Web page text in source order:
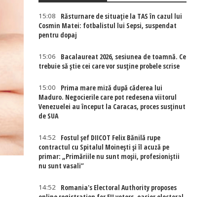
15:08
Răsturnare de situație la TAS în cazul lui
Cosmin Matei: fotbalistul lui Sepsi, suspendat
pentru dopaj
15:06
Bacalaureat 2026, sesiunea de toamnă. Ce
trebuie să știe cei care vor susține probele scrise
15:00
Prima mare miză după căderea lui
Maduro. Negocierile care pot redesena viitorul
Venezuelei au început la Caracas, proces susținut
de SUA
14:52
Fostul șef DIICOT Felix Bănilă rupe
contractul cu Spitalul Moinești și îl acuză pe
primar: „Primăriile nu sunt moșii, profesioniștii
nu sunt vasali”
14:52
Romania's Electoral Authority proposes